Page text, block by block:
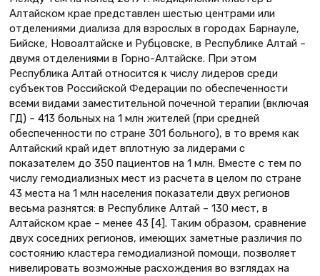
Алтайском крае представлен шестью центрами или
отделениями диализа для взрослых в городах Барнауле,
Бийске, Новоалтайске и Рубцовске, в Республике Алтай –
двумя отделениями в Горно-Алтайске. При этом
Республика Алтай относится к числу лидеров среди
субъектов Российской Федерации по обеспеченности
всеми видами заместительной почечной терапии (включая
ГД) – 413 больных на 1 млн жителей (при средней
обеспеченности по стране 301 больного), в то время как
Алтайский край идет вплотную за лидерами с
показателем до 350 пациентов на 1 млн. Вместе с тем по
числу гемодиализных мест из расчета в целом по стране
43 места на 1 млн населения показатели двух регионов
весьма разнятся: в Республике Алтай – 130 мест, в
Алтайском крае – менее 43 [4]. Таким образом, сравнение
двух соседних регионов, имеющих заметные различия по
состоянию кластера гемодиализной помощи, позволяет
нивелировать возможные расхождения во взглядах на